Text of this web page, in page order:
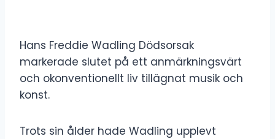
Hans Freddie Wadling Dödsorsak
markerade slutet på ett anmärkningsvärt
och okonventionellt liv tillägnat musik och
konst.
Trots sin ålder hade Wadling upplevt